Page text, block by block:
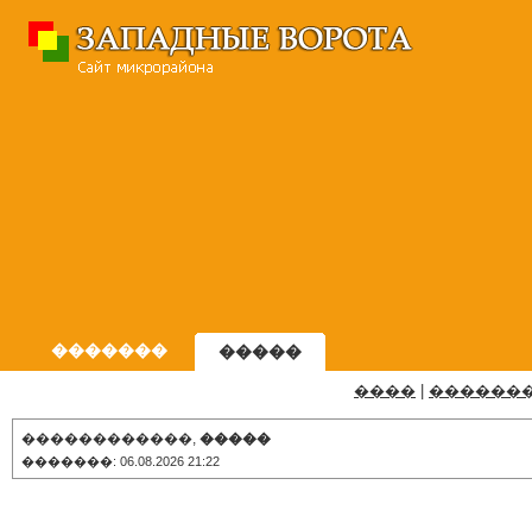
������� �����
����
������������, �����
�������: 06.08.2026 21:22